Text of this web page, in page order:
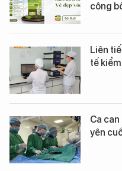
công
Liên
tế
Ca
yên